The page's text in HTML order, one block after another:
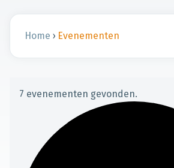
Home › Evenementen
7 evenementen gevonden.